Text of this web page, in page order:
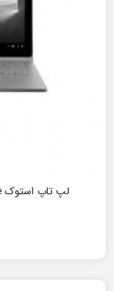
لپ تاپ استوک Microsoft Surface Book Performance Base